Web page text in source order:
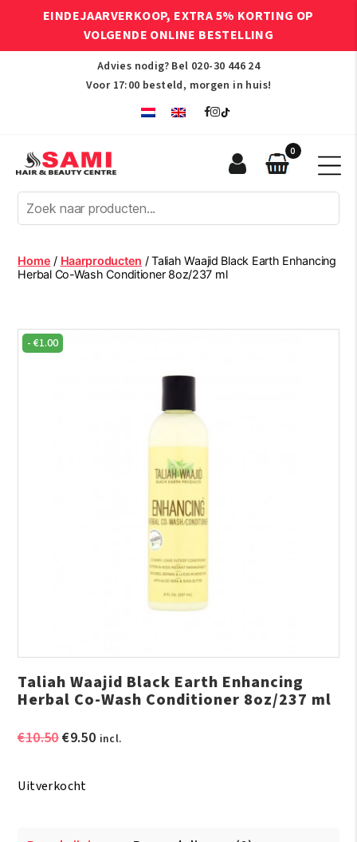
EINDEJAARVERKOOP, EXTRA 5% KORTING OP
VOLGENDE ONLINE BESTELLING
Advies nodig? Bel 020-30 446 24
Voor 17:00 besteld, morgen in huis!
Afro
Hair
Beauty
Centre
0
Home / Haarproducten / Taliah Waajid Black Earth Enhancing
Herbal Co-Wash Conditioner 8oz/237 ml
-€1.00
Taliah Waajid Black Earth Enhancing
Herbal Co-Wash Conditioner 8oz/237 ml
€10.50Oorspronkelijke
€10.50.
€9.50Huidige
incl.
Uitverkocht